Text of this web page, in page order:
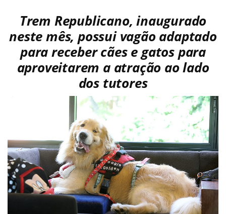
Trem Republicano, inaugurado
neste mês, possui vagão adaptado
para receber cães e gatos para
aproveitarem a atração ao lado
dos tutores